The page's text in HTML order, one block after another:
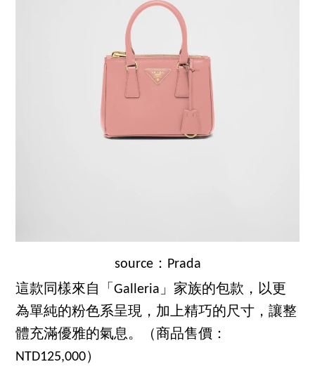
source：Prada
這款同樣來自「Galleria」家族的包款，以更
為單純的粉色系呈現，加上精巧的尺寸，讓整
體充滿優雅的氣息。（商品售價：
NTD125,000）